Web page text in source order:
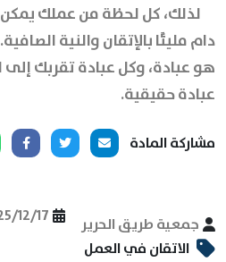
لذلك، كل لحظة من عملك يمكن
دام مليئًا بالإتقان والنية
هو عبادة، وكل عبادة تقربك إلى
عبادة حقيقية.
مشاركة المادة
جمعية طريق الحرير 12/17
الاتقان في العمل